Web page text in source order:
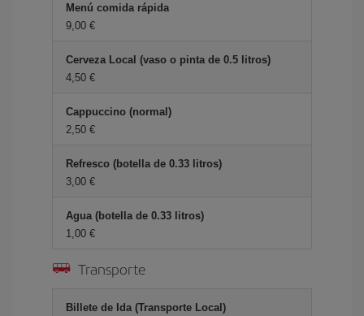
Menú comida rápida
9,00 €
Cerveza Local (vaso o pinta de 0.5 litros)
4,50 €
Cappuccino (normal)
2,50 €
Refresco (botella de 0.33 litros)
3,00 €
Agua (botella de 0.33 litros)
1,00 €
Transporte
Billete de Ida (Transporte Local)